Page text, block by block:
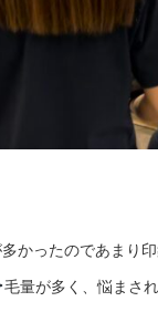
かったのであまり
毛量が多く、悩まさ